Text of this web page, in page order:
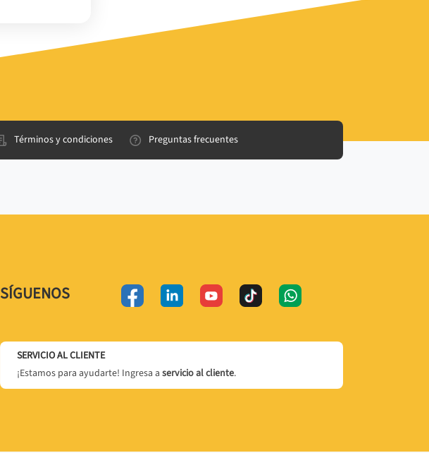
Términos y condiciones Preguntas frecuentes
SÍGUENOS
SERVICIO AL CLIENTE
¡Estamos para ayudarte! Ingresa a servicio al cliente.